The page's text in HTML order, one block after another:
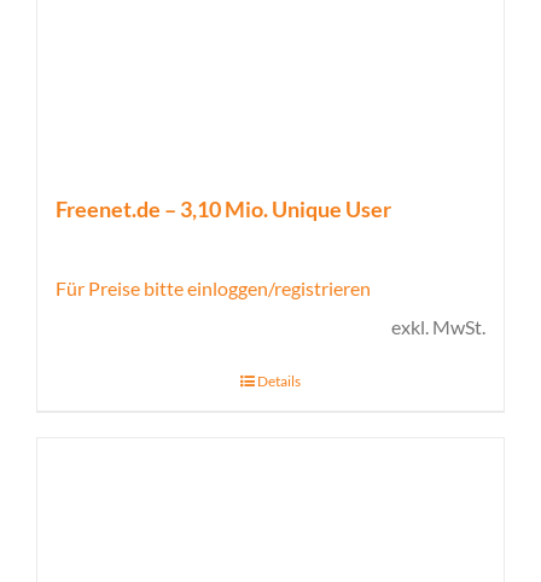
Freenet.de – 3,10 Mio. Unique User
Für Preise bitte einloggen/registrieren
exkl. MwSt.
Details